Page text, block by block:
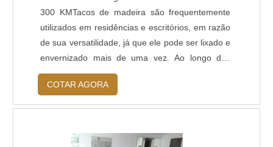
300 KMTacos de madeira são frequentemente
utilizados em residências e escritórios, em razão
de sua versatilidade, já que ele pode ser lixado e
envernizado mais de uma vez. Ao longo dos
anos, é necessário realizar a raspagem de tacos
em Santos e em outras cidades também, e para
contratar seus serviços é importante pesquisar
serviço. CARACTERÍSTICAS DE AP....
COTAR AGORA